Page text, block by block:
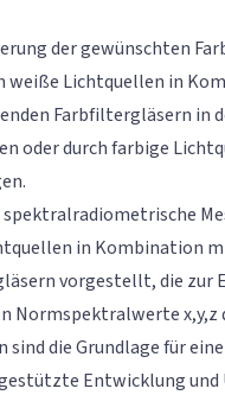
der gewünschten
weiße Lichtquellen in
Farbfiltergläsern in
oder durch farbige
spektralradiometrische
in Kombination
vorgestellt, die zur
Normspektralwerte x,y,z
sind die Grundlage für eine
Entwicklung und